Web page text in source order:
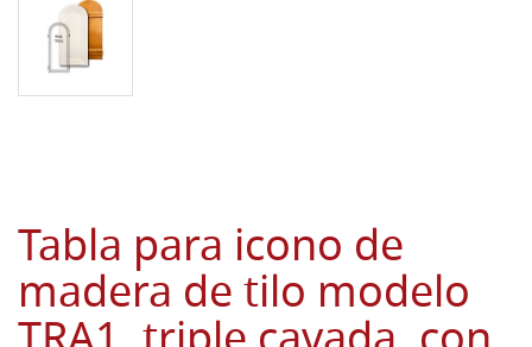
Tabla para icono de
madera de tilo modelo